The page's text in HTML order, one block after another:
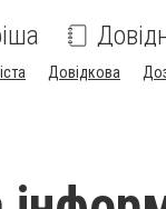
Довідкова